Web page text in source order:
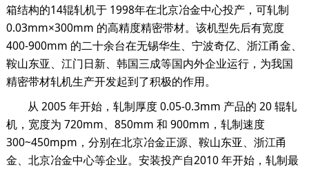
箱结构的14辊轧机于 1998年在北京冶金中心投产，可轧制
0.03mm×300mm 的高精度精密带材。该机型先后有宽度
400-900mm 的二十余台在无锡华生、宁波奇亿、浙江甬金、
鞍山东亚、江门日新、韩国三成等国内外企业运行，为我国
精密带材轧机生产开发起到了积极的作用。
从 2005 年开始，轧制厚度 0.05-0.3mm 产品的 20 辊轧
机，宽度为 720mm、850mm 和 900mm，轧制速度
300~450mpm，分别在北京冶金正源、鞍山东亚、浙江甬
金、北京冶金中心等企业。安装投产自2010 年开始，轧制最